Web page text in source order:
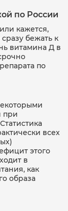
по России
кажется,
бежать к
витамина Д в
по
при
всех
этого
в
как
образа